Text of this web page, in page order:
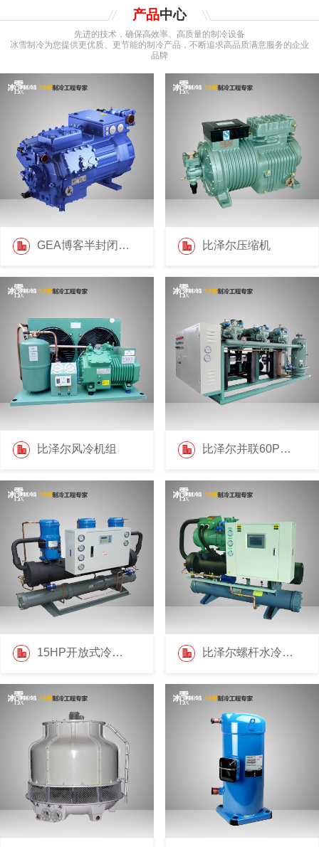
产品中心
先进的技术，确保高效率、高质量的制冷设备
冰雪制冷为您提供更优质、更节能的制冷产品，不断追求高品质满意服务的企业
品牌
GEA博客半封闭压缩机 比泽尔压缩机
比泽尔风冷机组 比泽尔并联60P机组
15HP开放式冷水机 比泽尔螺杆水冷机组